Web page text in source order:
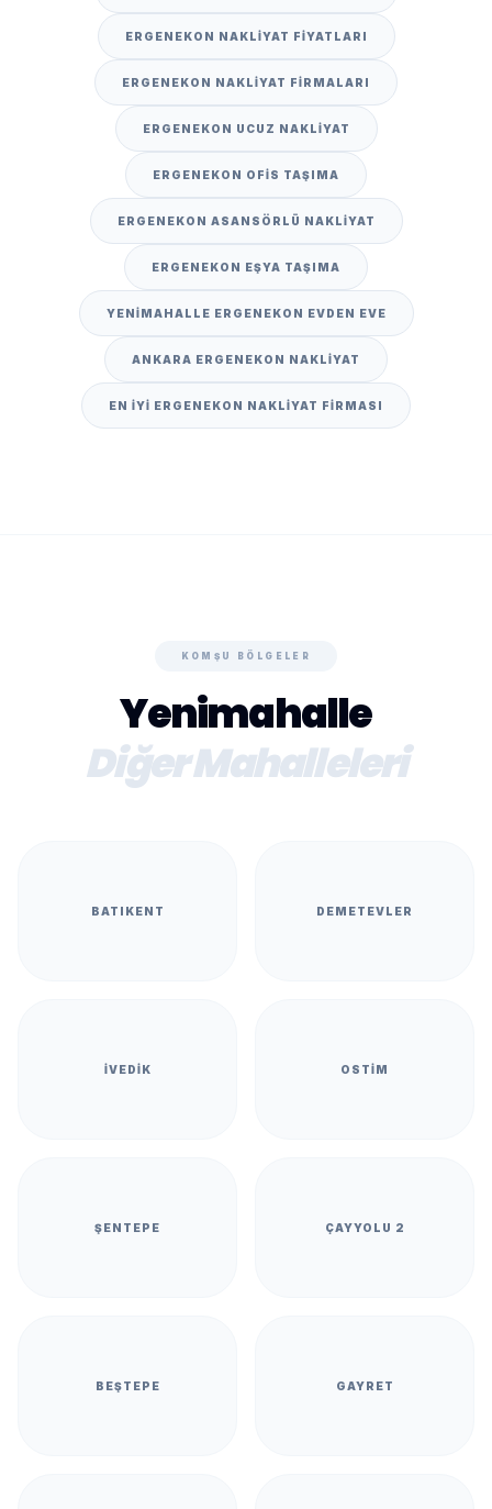
ERGENEKON NAKLIYAT FIYATLARI
ERGENEKON NAKLIYAT FIRMALARI
ERGENEKON UCUZ NAKLIYAT
ERGENEKON OFIS TAŞIMA
ERGENEKON ASANSÖRLÜ NAKLIYAT
ERGENEKON EŞYA TAŞIMA
YENIMAHALLE ERGENEKON EVDEN EVE
ANKARA ERGENEKON NAKLIYAT
EN IYI ERGENEKON NAKLIYAT FIRMASI
KOMŞU BÖLGELER
Yenimahalle
Diğer Mahalleleri
BATIKENT DEMETEVLER
İVEDIK OSTIM
ŞENTEPE ÇAYYOLU 2
BEŞTEPE GAYRET